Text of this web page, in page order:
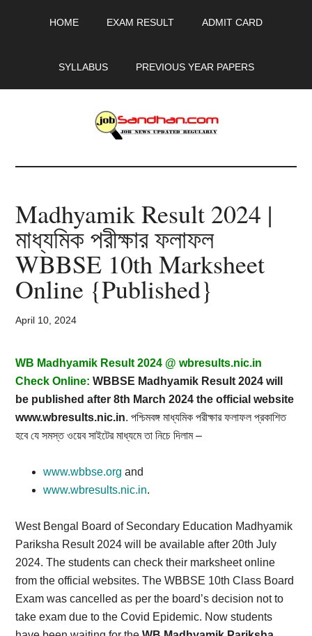
HOME EXAM RESULT ADMIT CARD
SYLLABUS PREVIOUS YEAR PAPERS
JobSandhan.Com
-
Govt
Jobs,
Admit
Card,
Result,
Syllabus,
News
Madhyamik Result 2024 |
মাধ্যমিক পরীক্ষার ফলাফল
WBBSE 10th Marksheet
Online {Published}
April 10, 2024
WB Madhyamik Result 2024 @ wbresults.nic.in
Check Online: WBBSE Madhyamik Result 2024 will
be published after 8th March 2024 the official website
www.wbresults.nic.in. পশ্চিমবঙ্গ মাধ্যমিক পরীক্ষারফলাফল প্রকাশিত
হবে যে সমস্ত ওয়েব সাইটের মাধ্যমে তা নিচে দিলাম–
www.wbbse.org and
www.wbresults.nic.in.
West Bengal Board of Secondary Education Madhyamik
Pariksha Result 2024 will be available after 20th July
2024. The students can check their marksheet online
from the official websites. The WBBSE 10th Class Board
Exam was cancelled as per the board’s decision not to
take exam due to the Covid Epidemic. Now students